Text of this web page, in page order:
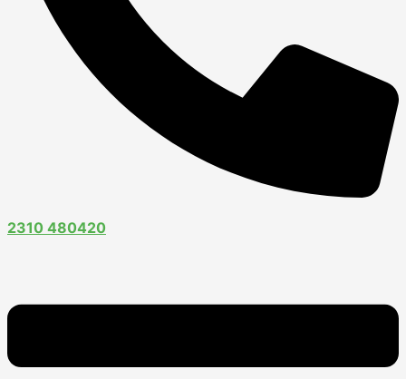
2310 480420